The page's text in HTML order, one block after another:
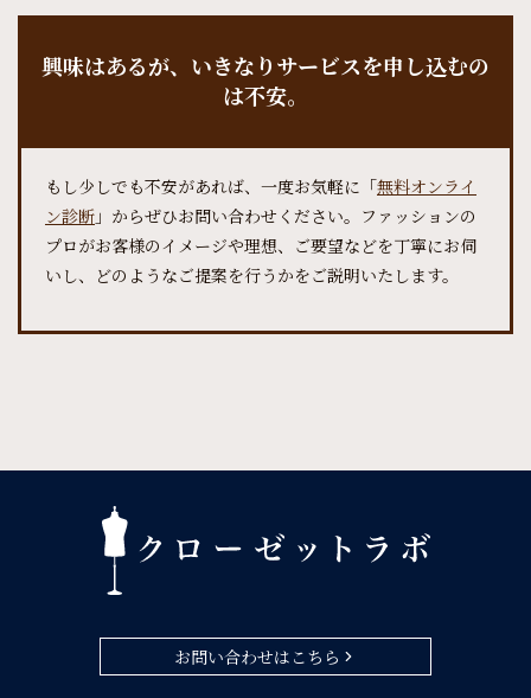
興味はあるが、いきなりサービスを申し込むの
は不安。
もし少しでも不安があれば、一度お気軽に「無料オンライ
ン診断 」からぜひお問い合わせください。ファッションの
プロがお客様のイメージや理想、ご要望などを丁寧にお伺
いし、どのようなご提案を行うかをご説明いたします。
お問い合わせはこちら